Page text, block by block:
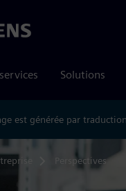
Solutions
est générée par
Perspectives